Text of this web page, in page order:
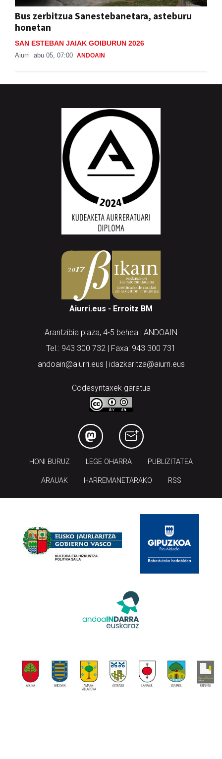
Bus zerbitzua Sanestebanetara, asteburu
honetan
SAN ESTEBAN JAIAK GOIBURUN 2026
Aiurri abu 05, 07:00 ANDOAIN
Aiurri.eus - Erroitz BM
Arantzibia plaza, 4-5 behea | ANDOAIN
Tel.: 943 300 732 | Faxa: 943 300 731
andoain@aiurri.eus | idazkaritza@aiurri.eus
Codesyntaxek garatua
HONI BURUZ LEGE OHARRA PUBLIZITATEA
ARAUAK HARREMANETARAKO RSS